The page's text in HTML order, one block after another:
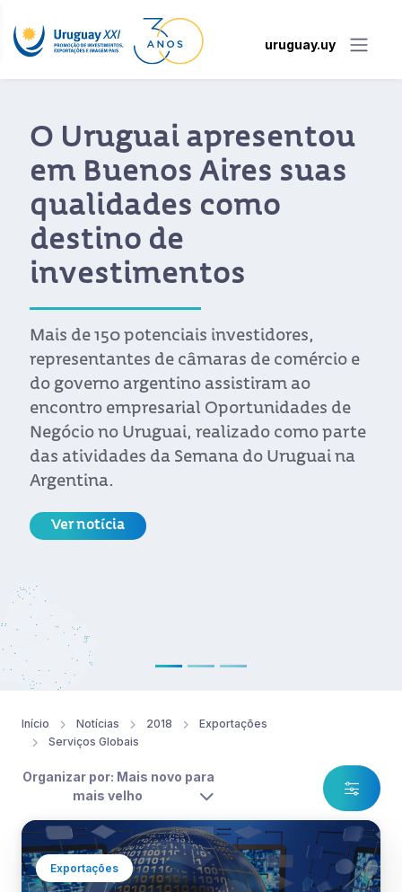
uruguay.uy
O Uruguai apresentou
em Buenos Aires suas
qualidades como
destino de
investimentos
Mais de 150 potenciais investidores,
representantes de câmaras de comércio e
do governo argentino assistiram ao
encontro empresarial Oportunidades de
Negócio no Uruguai, realizado como parte
das atividades da Semana do Uruguai na
Argentina.
Ver notícia
Início Notícias 2018
Exportações
Serviços Globais
Organizar por: Mais novo para
mais velho
Exportações